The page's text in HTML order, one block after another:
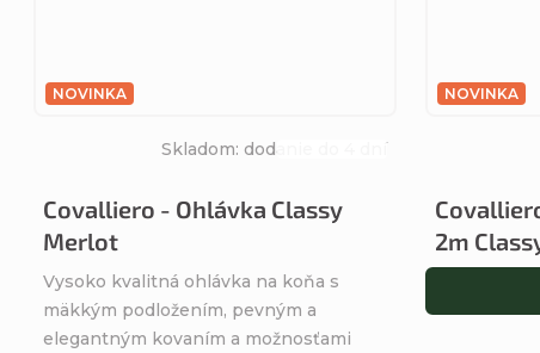
NOVINKA
Covalliero - Ohlávka Classy
Merlot
produktu
5,0
z
5
Skladom: dodanie do 4 dní
Vysoko kvalitná ohlávka na koňa s
mäkkým podložením, pevným a
elegantným kovaním a možnosťami
NOVINKA
2m